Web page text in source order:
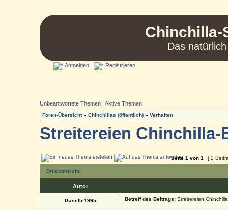
Chinchilla-
Das
Anmelden Registrieren
Unbeantwortete Themen |Aktive Themen
Foren-Übersicht»Chinchillas (öffentlich) »Verhalten
Streitereien Chinchilla-
Seite1 von1 [ 2
Druckansicht
Autor
Gaselle1995 Betreff des Beitrags: Streitereien